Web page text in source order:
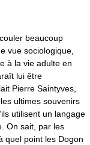
beaucoup
vue sociologique,
à la vie adulte en
lui être
Pierre Saintyves,
ultimes souvenirs
utilisent un langage
On sait, par les
quel point les Dogon